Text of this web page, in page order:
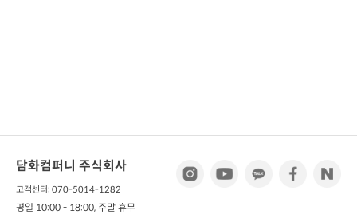
담화컴퍼니 주식회사
고객센터: 070-5014-1282
평일 10:00 - 18:00, 주말 휴무